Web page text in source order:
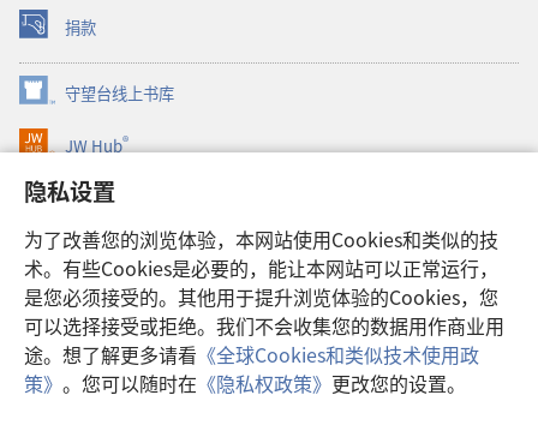
隐私设置
为了改善您的浏览体验，本网站使用Cookies和类似的技
术。有些Cookies是必要的，能让本网站可以正常运行，
是您必须接受的。其他用于提升浏览体验的Cookies，您
可以选择接受或拒绝。我们不会收集您的数据用作商业用
途。想了解更多请看 《全球Cookies和类似技术使用政
策》 。您可以随时在 《隐私权政策》 更改您的设置。
捐款
（打
开
新
窗
口）
守望台线上书库
（打
开
新
口）
JW Hub®
（打
开
新
窗
口）
JW Library®
Watchtower Library
Copyright© 2026 Watch Tower Bible and Tract Society of Pennsylvania.
使用条款|隐私权政策| 隐私设置